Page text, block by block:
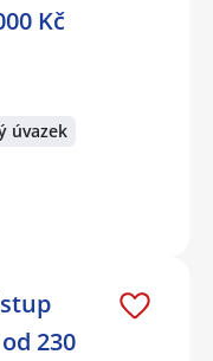
Kč
úvazek
230